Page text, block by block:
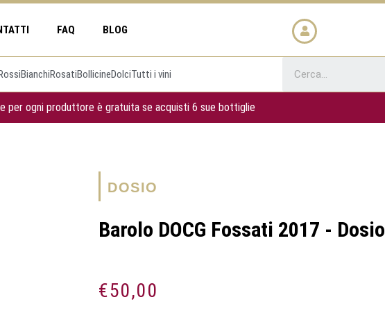
FAQ BLOG
BianchiRosatiBollicineDolciTutti i vini
per ogni produttore è gratuita se acquisti 6 sue bottiglie
DOSIO
Barolo DOCG Fossati 2017 - Dosio
€50,00